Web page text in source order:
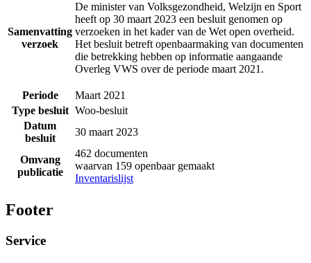
Samenvatting
verzoek
De minister van Volksgezondheid, Welzijn en Sport
heeft op 30 maart 2023 een besluit genomen op
verzoeken in het kader van de Wet open overheid.
Het besluit betreft openbaarmaking van documenten
die betrekking hebben op informatie aangaande
Overleg VWS over de periode maart 2021.
Periode
Maart 2021
Type besluit Woo-besluit
Datum
besluit
30 maart 2023
Omvang
publicatie
462 documenten
waarvan 159 openbaar gemaakt
Inventarislijst
Footer
Service